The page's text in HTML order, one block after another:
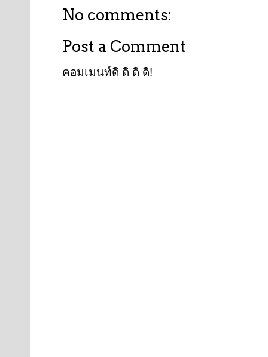
No comments:
Post a Comment
คอมเมนท์ดิ ดิ ดิ ดิ!